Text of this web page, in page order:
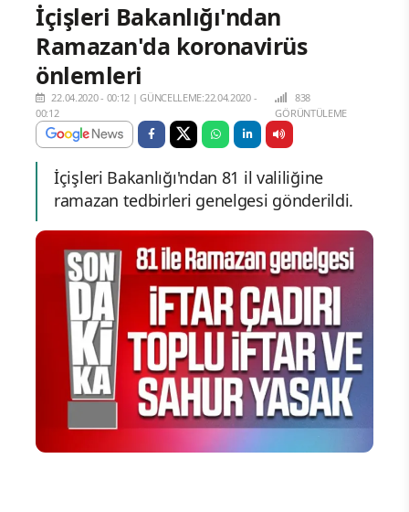
İçişleri Bakanlığı'ndan
Ramazan'da koronavirüs
önlemleri
22.04.2020 - 00:12 |GÜNCELLEME:22.04.2020 -
00:12
838
GÖRÜNTÜLEME
İçişleri Bakanlığı'ndan 81 il valiliğine
ramazan tedbirleri genelgesi gönderildi.